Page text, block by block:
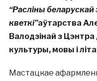
“Расліны беларускай
кветкі”аўтарства
Валодзінай з
культуры, мовы і
Мастацкае